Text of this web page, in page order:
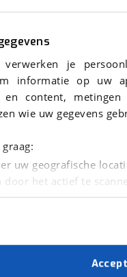
verwerken je
informatie op
en content,
wie uw gegevens
uw geografische
door het actief te
gegevens worden
zorgen we
goed werkt.